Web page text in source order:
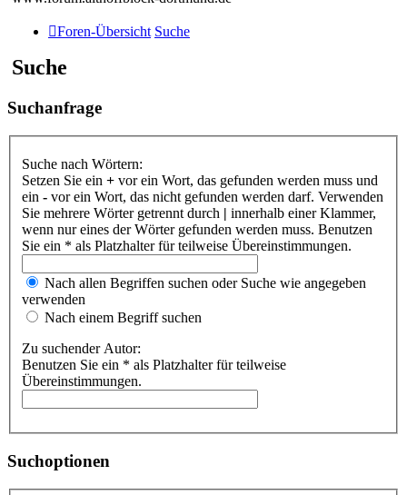
Foren-Übersicht Suche
Suche
Suchanfrage
Suche nach Wörtern:
Setzen Sie ein + vor ein Wort, das gefunden werden muss und
ein - vor ein Wort, das nicht gefunden werden darf. Verwenden
Sie mehrere Wörter getrennt durch | innerhalb einer Klammer,
wenn nur eines der Wörter gefunden werden muss. Benutzen
Sie ein * als Platzhalter für teilweise Übereinstimmungen.
Nach allen Begriffen suchen oder Suche wie angegeben
verwenden
Nach einem Begriff suchen
Zu suchender Autor:
Benutzen Sie ein * als Platzhalter für teilweise
Übereinstimmungen.
Suchoptionen